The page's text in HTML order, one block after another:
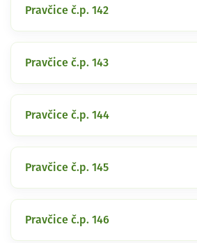
Pravčice č.p. 142
Pravčice č.p. 143
Pravčice č.p. 144
Pravčice č.p. 145
Pravčice č.p. 146